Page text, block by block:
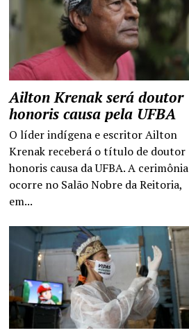
Ailton Krenak será doutor
honoris causa pela UFBA
O líder indígena e escritor Ailton
Krenak receberá o título de doutor
honoris causa da UFBA. A cerimônia
ocorre no Salão Nobre da Reitoria,
em...